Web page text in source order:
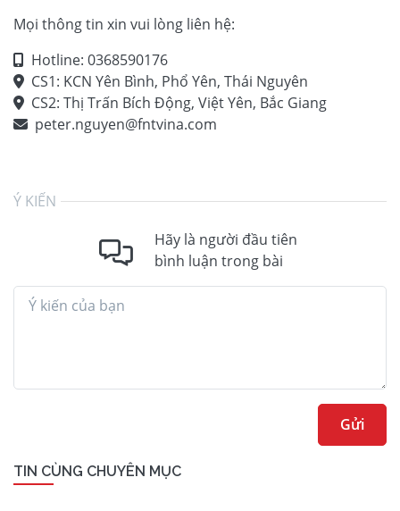
Mọi thông tin xin vui lòng liên hệ:
Hotline: 0368590176
CS1: KCN Yên Bình, Phổ Yên, Thái Nguyên
CS2: Thị Trấn Bích Động, Việt Yên, Bắc Giang
peter.nguyen@fntvina.com
Ý KIẾN
Hãy là người đầu tiên
bình luận trong bài
Gửi
TIN CÙNG CHUYÊN MỤC